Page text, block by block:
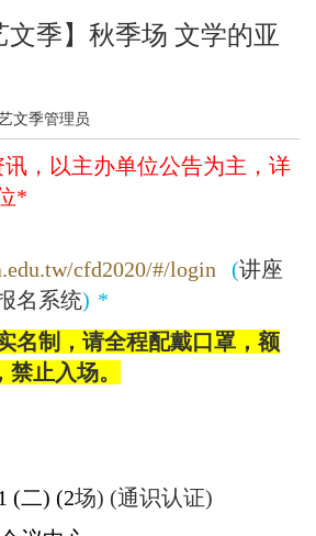
文季】秋季场 文学的亚
文季管理员
，以主办单位公告为主，详
*
cfd2020/#/login (讲座
名系统) *
名制，请全程配戴口罩，额
止入场。
(二) (2场) (通识认证)